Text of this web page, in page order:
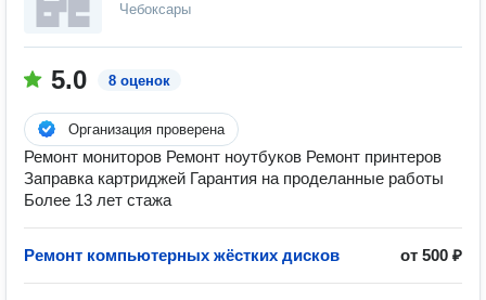
Чебоксары
5.0 8 оценок
Организация проверена
Ремонт мониторов Ремонт ноутбуков Ремонт принтеров
Заправка картриджей Гарантия на проделанные работы
Более 13 лет стажа
Ремонт компьютерных жёстких дисков от 500 ₽